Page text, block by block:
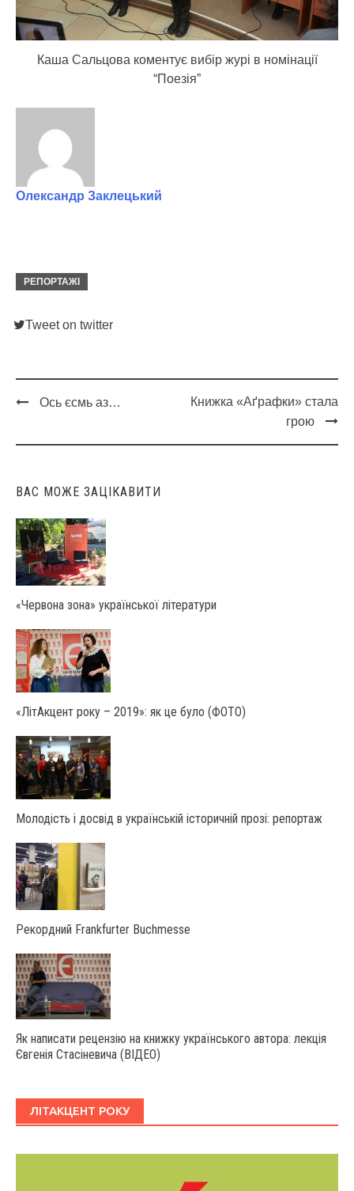
Каша Сальцова коментує вибір журі в номінації
“Поезія”
Олександр Заклецький
РЕПОРТАЖІ
Tweet on twitter
navigation
Ось єсмь аз…
Книжка «Аґрафки» стала
грою
ВАС МОЖЕ ЗАЦІКАВИТИ
«Червона зона» української літератури
«ЛітАкцент року – 2019»: як це було (ФОТО)
Молодість і досвід в українській історичній прозі: репортаж
Рекордний Frankfurter Buchmesse
Як написати рецензію на книжку українського автора: лекція
Євгенія Стасіневича (ВІДЕО)
ЛІТАКЦЕНТ РОКУ